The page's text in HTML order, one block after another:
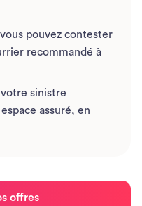
pouvez contester
recommandé à
sinistre
assuré, en
offres